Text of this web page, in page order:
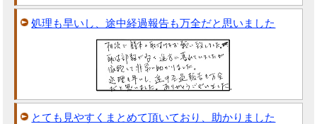
処理も早いし、途中経過報告も万全だと思いました
とても見やすくまとめて頂いており、助かりました